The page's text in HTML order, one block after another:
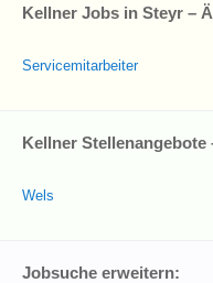
Kellner Jobs in Steyr –
Servicemitarbeiter
Kellner Stellenangebote
Wels
Jobsuche erweitern: